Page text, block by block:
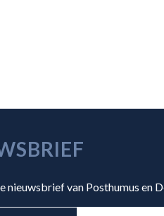
nieuwsbrief van Posthumus en